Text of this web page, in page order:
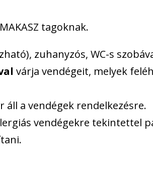
tagoknak.
zuhanyzós, WC-s
várja vendégeit, melyek
a vendégek rendelkezésre.
vendégekre tekintettel